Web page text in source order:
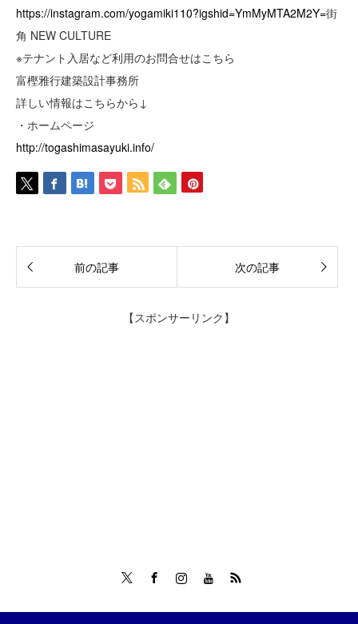
https://instagram.com/yogamiki110?igshid=YmMyMTA2M2Y=街
角 NEW CULTURE
※テナント入居など利用のお問合せはこちら
富樫雅行建築設計事務所
詳しい情報はこちらから↓
・ホームページ
http://togashimasayuki.info/
前の記事 次の記事
【スポンサーリンク】
InstagramTumblr RSS